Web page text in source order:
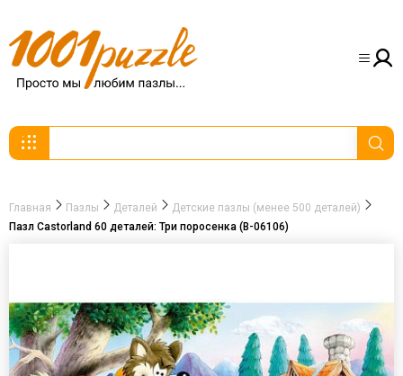
Главная Пазлы Деталей
Детские пазлы (менее 500 деталей)
Пазл Castorland 60 деталей: Три поросенка (В-06106)